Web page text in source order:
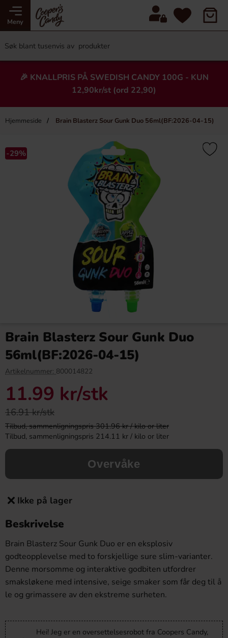
Meny
🎉 KNALLPRIS PÅ SWEDISH CANDY 100G - KUN
12,90kr/st (ord 22,90)
Hjemmeside Brain Blasterz Sour Gunk Duo 56ml(BF:2026-04-15)
Heading
×
Köp
-29%
Brain Blasterz Sour Gunk Duo
56ml(BF:2026-04-15)
Artikelnummer: 800014822
11.99 kr/stk
16.91 kr/stk
Tilbud, sammenligningspris 301.96 kr / kilo or liter
Tilbud, sammenligningspris 214.11 kr / kilo or liter
Overvåke
Ikke på lager
Beskrivelse
Brain Blasterz Sour Gunk Duo er en eksplosiv
godteopplevelse med to forskjellige sure slim-varianter.
Denne morsomme og interaktive godbiten utfordrer
smaksløkene med intensive, seige smaker som får deg til å
le og grimassere av den ekstreme surheten.
Hei! Jeg er en oversettelsesrobot fra Coopers Candy,